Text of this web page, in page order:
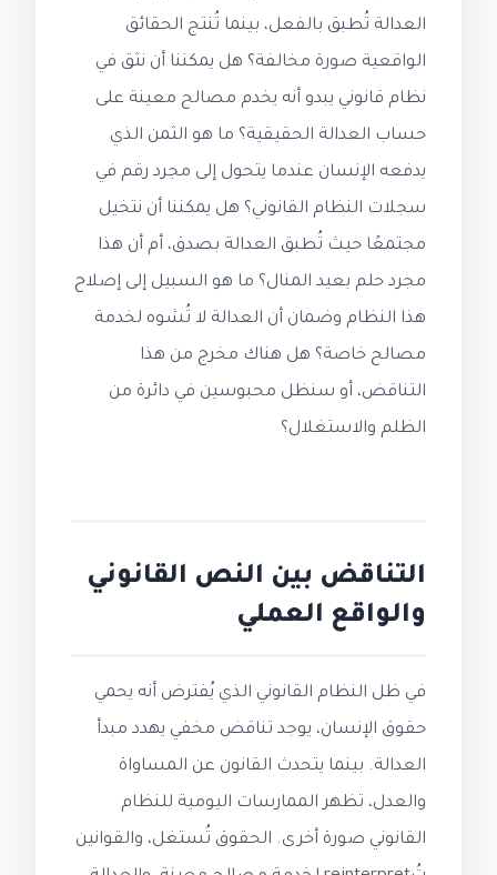
العدالة تُطبق بالفعل، بينما تُنتج الحقائق
الواقعية صورة مخالفة؟ هل يمكننا أن نثق في
نظام قانوني يبدو أنه يخدم مصالح معينة على
حساب العدالة الحقيقية؟ ما هو الثمن الذي
يدفعه الإنسان عندما يتحول إلى مجرد رقم في
سجلات النظام القانوني؟ هل يمكننا أن نتخيل
مجتمعًا حيث تُطبق العدالة بصدق، أم أن هذا
مجرد حلم بعيد المنال؟ ما هو السبيل إلى إصلاح
هذا النظام وضمان أن العدالة لا تُشوه لخدمة
مصالح خاصة؟ هل هناك مخرج من هذا
التناقض، أو سنظل محبوسين في دائرة من
الظلم والاستغلال؟
التناقض بين النص القانوني
والواقع العملي
في ظل النظام القانوني الذي يُفترض أنه يحمي
حقوق الإنسان، يوجد تناقض مخفي يهدد مبدأ
العدالة. بينما يتحدث القانون عن المساواة
والعدل، تظهر الممارسات اليومية للنظام
القانوني صورة أخرى. الحقوق تُستغل، والقوانين